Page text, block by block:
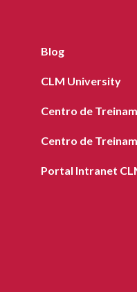
Blog
CLM University
Centro de
Centro de
Portal Intranet